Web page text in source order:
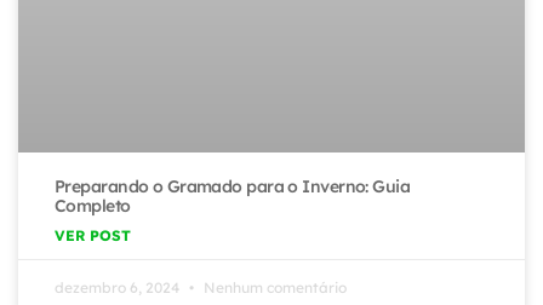
Preparando o Gramado para o Inverno: Guia
Completo
VER POST
dezembro 6, 2024 Nenhum comentário